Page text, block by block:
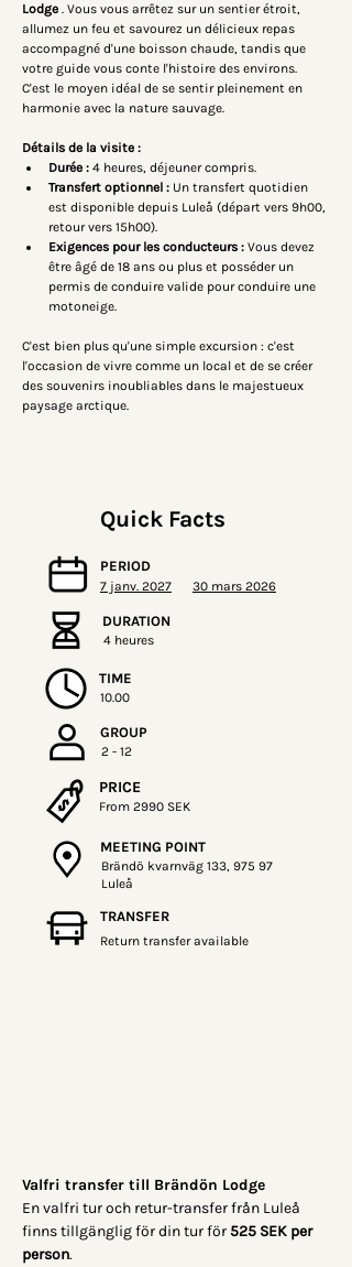
Lodge . Vous vous arrêtez sur un sentier étroit,
allumez un feu et savourez un délicieux repas
accompagné d'une boisson chaude, tandis que
votre guide vous conte l'histoire des environs.
C'est le moyen idéal de se sentir pleinement en
harmonie avec la nature sauvage.
Détails de la visite :
Durée : 4 heures, déjeuner compris.
Transfert optionnel : Un transfert quotidien
est disponible depuis Luleå (départ vers 9h00,
retour vers 15h00).
Exigences pour les conducteurs : Vous devez
être âgé de 18 ans ou plus et posséder un
permis de conduire valide pour conduire une
motoneige.
C'est bien plus qu'une simple excursion : c'est
l'occasion de vivre comme un local et de se créer
des souvenirs inoubliables dans le majestueux
paysage arctique.
PERIOD
DURATION
TIME
Quick Facts
7 janv. 2027 30 mars 2026
4 heures
10.00
GROUP
2 - 12
PRICE
From 2990 SEK
MEETING POINT
Brändö kvarnväg 133, 975 97
Luleå
TRANSFER
Return transfer available
Valfri transfer till Brändön Lodge
En valfri tur och retur-transfer från Luleå
finns tillgänglig för din tur för 525 SEK per
person.